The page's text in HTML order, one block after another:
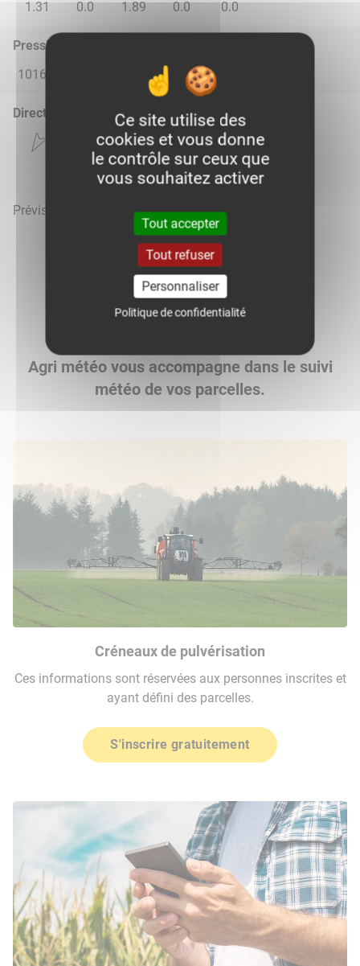
1.31 0.0 1.89 0.0 0.0
Pression atmosphérique (hPa)
1016.0
1017.0 1018.0 1018.0
Direction du vent
Prévisions météo mises à jour le 9 août 2026 à 11h
Voir la météo heure par heure
Agri météo vous accompagne dans le suivi
météo de vos parcelles.
Créneaux de pulvérisation
Ces informations sont réservées aux personnes inscrites et
ayant défini des parcelles.
S'inscrire gratuitement
Ce site utilise des
cookies et vous donne
le contrôle sur ceux que
vous souhaitez activer
Tout accepter
Tout refuser
Personnaliser
Politique de confidentialité